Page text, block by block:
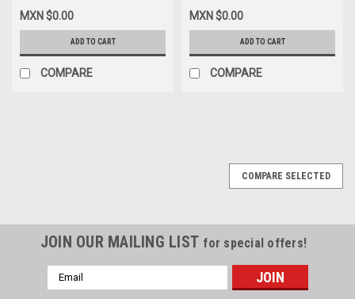
X 3.3 IN X 0.4 IN) / PLASTICO
PARA LA TABLET NEW DELL
4DGPG , 460-BCHP, PGH5F,
54JK0, 460-BBTE
MXN $0.00
ADD TO CART
COMPARE
GRIS CON CREMALLERA,
RESISTENTE AL AGUA NEW
HCKHG, 460-BCBJ
MXN $0.00
ADD TO CART
COMPARE
COMPARE SELECTED
JOIN OUR MAILING LIST for special offers!
Email
Address